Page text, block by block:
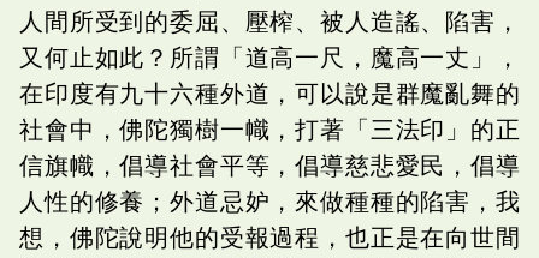
人間所受到的委屈、壓榨、被人造謠、陷害，
又何止如此？所謂「道高一尺，魔高一丈」，
在印度有九十六種外道，可以說是群魔亂舞的
社會中，佛陀獨樹一幟，打著「三法印」的正
信旗幟，倡導社會平等，倡導慈悲愛民，倡導
人性的修養；外道忌妒，來做種種的陷害，我
想，佛陀說明他的受報過程，也正是在向世間